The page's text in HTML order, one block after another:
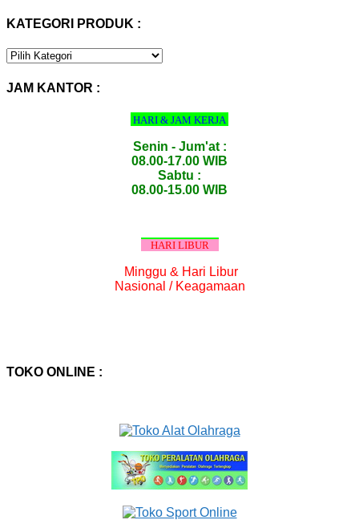
KATEGORI PRODUK :
KATEGORI
JAM KANTOR :
HARI & JAM KERJA
Senin - Jum'at :
08.00-17.00 WIB
Sabtu :
08.00-15.00 WIB
HARI LIBUR
Minggu & Hari Libur
Nasional / Keagamaan
TOKO ONLINE :